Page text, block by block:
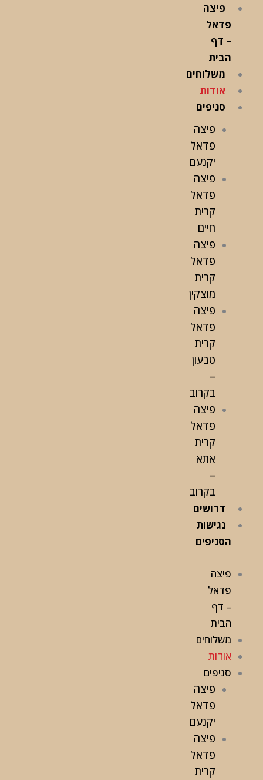
פיצה
פדאל
– דף
הבית
משלוחים
אודות
סניפים
פיצה
פדאל
יקנעם
פיצה
פדאל
קרית
חיים
פיצה
פדאל
קרית
מוצקין
פיצה
פדאל
קרית
טבעון
–
בקרוב
פיצה
פדאל
קרית
אתא
–
בקרוב
דרושים
נגישות
הסניפים
פיצה
פדאל
– דף
הבית
משלוחים
אודות
סניפים
פיצה
פדאל
יקנעם
פיצה
פדאל
קרית